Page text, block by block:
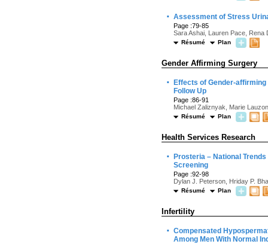
· Assessment of Stress
Page :79-85
Sara Ashai, Lauren Pace, Rena
Résumé Plan
Gender Affirming Surgery
·
Effects of Gender-
Follow Up
Page :86-91
Michael Zaliznyak, Marie
Résumé Plan
Health Services Research
·
Prosteria – National
Screening
Page :92-98
Dylan J. Peterson, Hriday P.
Résumé Plan
Infertility
· Compensated
Among Men With Normal